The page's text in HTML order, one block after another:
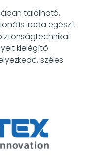
található,
iroda egészít
kielégítő
széles